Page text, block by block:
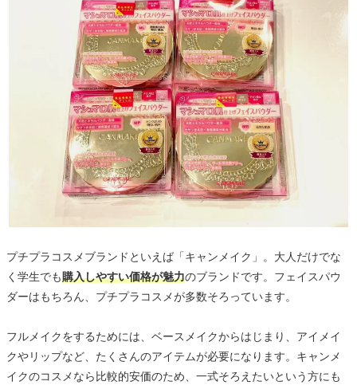
プチプラコスメブランドといえば「キャンメイク」。大人だけでな
く学生でも購入しやすい価格が魅力のブランドです。フェイスパウ
ダーはもちろん、プチプラコスメが多数そろっています。
フルメイクをするためには、ベースメイクからはじまり、アイメイ
クやリップなど、たくさんのアイテムが必要になります。キャンメ
イクのコスメなら比較的安価のため、一式そろえたいという方にも